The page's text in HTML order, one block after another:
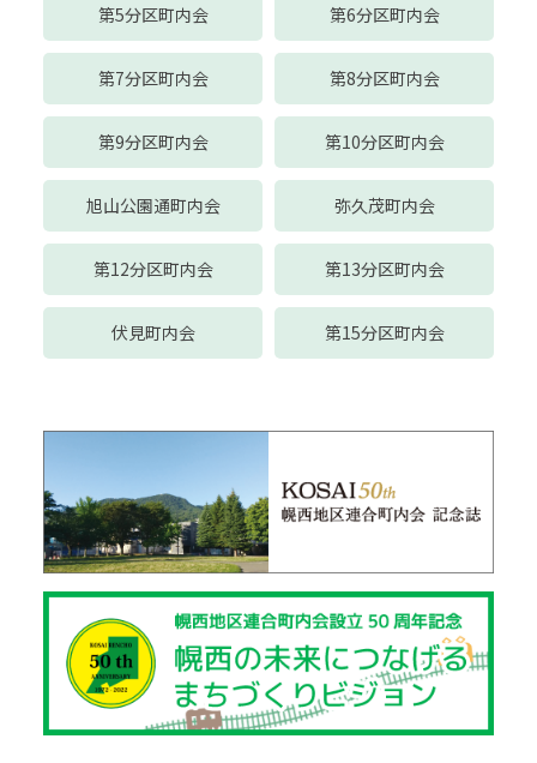
第5分区町内会 第6分区町内会
第7分区町内会 第8分区町内会
第9分区町内会 第10分区町内会
旭山公園通町内会 弥久茂町内会
第12分区町内会 第13分区町内会
伏見町内会 第15分区町内会